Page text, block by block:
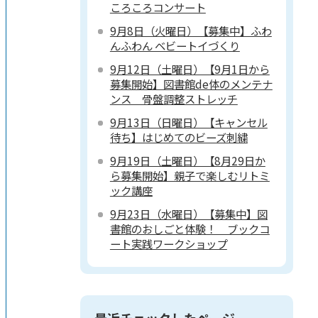
ころころコンサート
9月8日（火曜日）【募集中】ふわ
んふわん ベビートイづくり
9月12日（土曜日）【9月1日から
募集開始】図書館de体のメンテナ
ンス 骨盤調整ストレッチ
9月13日（日曜日）【キャンセル
待ち】はじめてのビーズ刺繍
9月19日（土曜日）【8月29日か
ら募集開始】親子で楽しむリトミ
ック講座
9月23日（水曜日）【募集中】図
書館のおしごと体験！ ブックコ
ート実践ワークショップ